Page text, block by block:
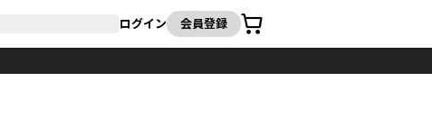
ログイン 会員登録
カート